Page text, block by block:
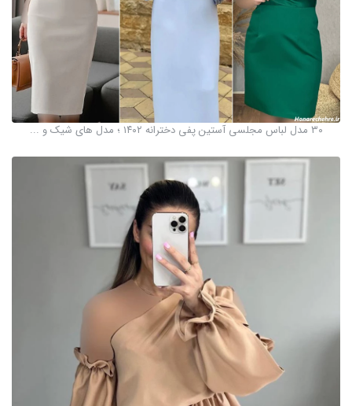
۳۰ مدل لباس مجلسی آستین پفی دخترانه ۱۴۰۲ ؛ مدل های شیک و ...